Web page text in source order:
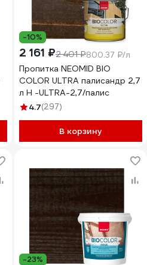
-10%
2 161 ₽2 401 ₽800.37 ₽/л
Пропитка NEOMID BIO
COLOR ULTRA палисандр 2,7
л Н -ULTRA-2,7/палис
4.7(297)
В корзину
-23%